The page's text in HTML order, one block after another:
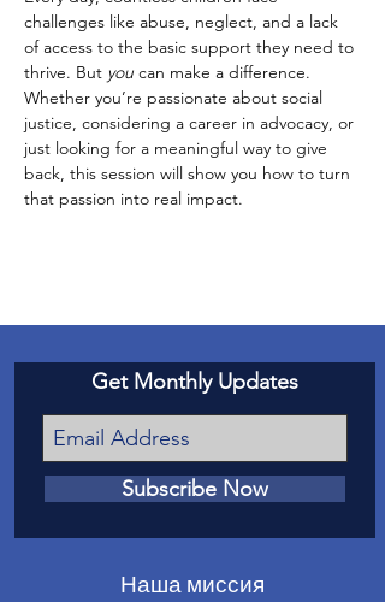
challenges like abuse, neglect, and a lack
of access to the basic support they need to
thrive. But you can make a difference.
Whether you’re passionate about social
justice, considering a career in advocacy, or
just looking for a meaningful way to give
back, this session will show you how to turn
that passion into real impact.
Get Monthly Updates
Subscribe Now
Наша миссия